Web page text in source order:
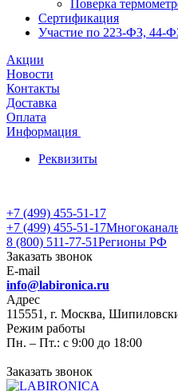
Поверка
Сертификация
Участие по 223-ФЗ, 44-
Акции
Новости
Контакты
Доставка
Оплата
Информация
Реквизиты
+7 (499) 455-51-17
+7 (499) 455-51-17
8 (800) 511-77-51Регионы РФ
Заказать звонок
E-mail
info@labironica.ru
Адрес
115551, г. Москва,
Режим работы
Пн. – Пт.: с 9:00 до 18:00
Заказать звонок